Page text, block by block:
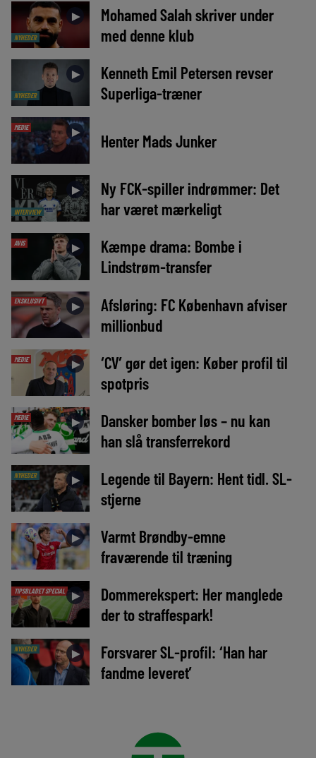
NYHEDER
►
Mohamed Salah skriver under
med denne klub
NYHEDER
►
Kenneth Emil Petersen revser
Superliga-træner
MEDIE ► Henter Mads Junker
INTERVIEW
►
Ny FCK-spiller indrømmer: Det
har været mærkeligt
AVIS ►
Kæmpe drama: Bombe i
Lindstrøm-transfer
EKSKLUSIVT ►
Afsløring: FC København afviser
millionbud
MEDIE ►
‘CV’ gør det igen: Køber profil til
spotpris
MEDIE ►
Dansker bomber løs – nu kan
han slå transferrekord
NYHEDER ►
Legende til Bayern: Hent tidl. SL-
stjerne
►
Varmt Brøndby-emne
fraværende til træning
TIPSBLADET SPECIAL ►
Dommerekspert: Her manglede
der to straffespark!
NYHEDER ►
Forsvarer SL-profil: ‘Han har
fandme leveret’